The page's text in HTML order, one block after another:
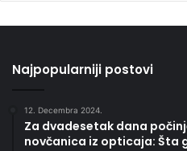
Najpopularniji postovi
12. Decembra 2024.
Za dvadesetak dana
novčanica iz opticaja: Šta